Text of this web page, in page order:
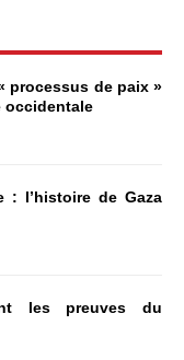
processus de paix »
occidentale
: l’histoire de Gaza
les preuves du